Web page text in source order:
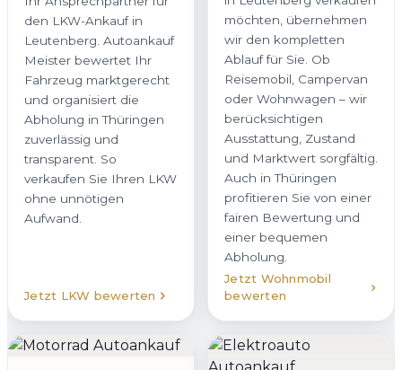
den LKW-Ankauf in
Leutenberg. Autoankauf
Meister bewertet Ihr
Fahrzeug marktgerecht
und organisiert die
Abholung in Thüringen
zuverlässig und
transparent. So
verkaufen Sie Ihren LKW
ohne unnötigen
Aufwand.
Jetzt LKW bewerten
möchten, übernehmen
wir den kompletten
Ablauf für Sie. Ob
Reisemobil, Campervan
oder Wohnwagen – wir
berücksichtigen
Ausstattung, Zustand
und Marktwert sorgfältig.
Auch in Thüringen
profitieren Sie von einer
fairen Bewertung und
einer bequemen
Abholung.
Jetzt Wohnmobil
bewerten